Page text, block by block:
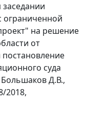
ограниченной
на решение
от
постановление
суда
Д.В.,
2018,